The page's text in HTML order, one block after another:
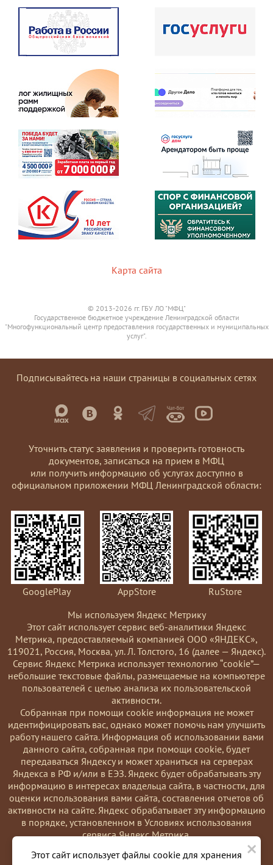
×
Этот сайт использует файлы cookie для хранения
Карта сайта
© 2013-2026 гг. ГБУ ЛО "МФЦ"
Государственное бюджетное учреждение Ленинградской области
"Многофункциональный центр предоставления государственных и муниципальных
услуг".
Подписывайтесь на наши страницы в социальных сетях
Уточнить статус заявления и проверить готовность
документов, записаться на прием в МФЦ
или получить информацию об услугах доступно в
официальном приложении МФЦ Ленинградской области:
GooglePlay AppStore
RuStore
Мы используем Яндекс Метрику
Этот сайт использует сервис веб-аналитики Яндекс
Метрика, предоставляемый компанией ООО «ЯНДЕКС»,
119021, Россия, Москва, ул. Л. Толстого, 16 (далее — Яндекс).
Сервис Яндекс Метрика использует технологию “cookie”—
небольшие текстовые файлы, размещаемые на компьютере
пользователей с целью анализа их пользовательской
активности.
Coбранная при помощи cookie информация не может
идентифицировать вас, однако может помочь нам улучшить
работу нашего сайта. Информация об использовании вами
данного сайта, собранная при помощи cookie, будет
передаваться Яндексу и может храниться на серверах
Яндекса в РФ и/или в ЕЭЗ. Яндекс будет обрабатывать эту
информацию в интересах владельца сайта, в частности, для
оценки использования вами сайта, составления отчетов об
активности на сайте. Яндекс обрабатывает эту информацию
в порядке, установленном в Условиях использования
сервиса Яндекс Метрика.
Вы можете отказаться от использования cookies, выбрав
соответствующие настройки в браузере. Также вы можете